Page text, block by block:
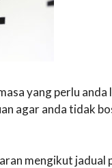
yang perlu
agar anda tidak
mengikut jadual